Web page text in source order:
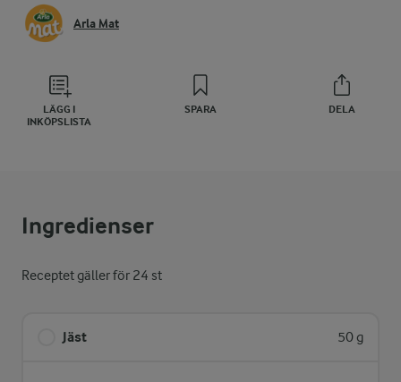
Arla Mat
LÄGG I
INKÖPSLISTA
SPARA DELA
Ingredienser
Receptet gäller för 24 st
Jäst 50 g